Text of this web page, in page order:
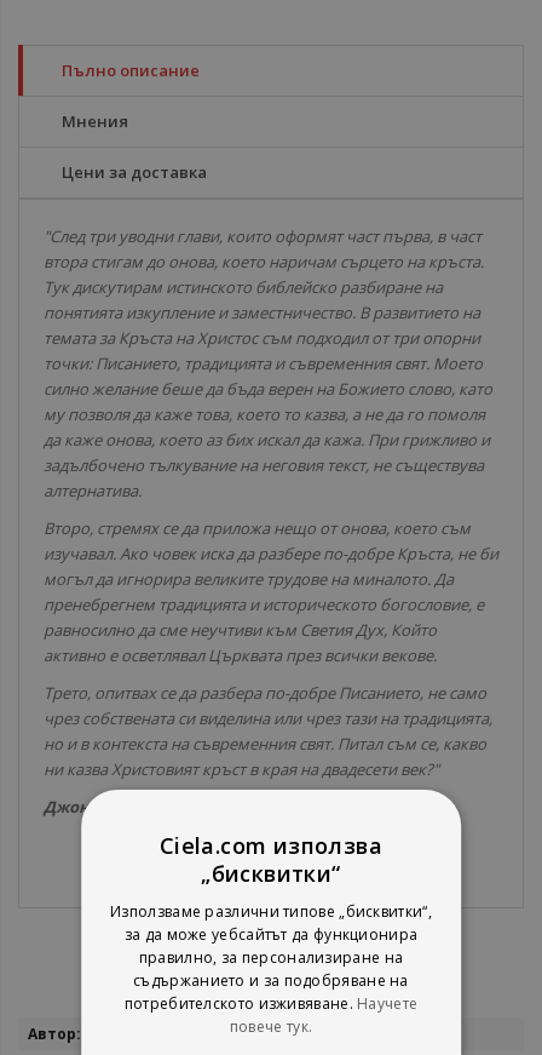
Пълно описание
Мнения
Цени за доставка
"След три уводни глави, които оформят част първа, в част
втора стигам до онова, което наричам сърцето на кръста.
Тук дискутирам истинското библейско разбиране на
понятията изкупление и заместничество. В развитието на
темата за Кръста на Христос съм подходил от три опорни
точки: Писанието, традицията и съвременния свят. Моето
силно желание беше да бъда верен на Божието слово, като
му позволя да каже това, което то казва, а не да го помоля
да каже онова, което аз бих искал да кажа. При грижливо и
задълбочено тълкувание на неговия текст, не съществува
алтернатива.
Второ, стремях се да приложа нещо от онова, което съм
изучавал. Ако човек иска да разбере по-добре Кръста, не би
могъл да игнорира великите трудове на миналото. Да
пренебрегнем традицията и историческото богословие, е
равносилно да сме неучтиви към Светия Дух, Който
активно е осветлявал Църквата през всички векове.
Трето, опитвах се да разбера по-добре Писанието, не само
чрез собствената си виделина или чрез тази на традицията,
но и в контекста на съвременния свят. Питал съм се, какво
ни казва Христовият кръст в края на двадесети век?"
Джон Р. У. Стот
Повече
Ciela.com използва
„бисквитки“
Използваме различни типове „бисквитки“,
за да може уебсайтът да функционира
правилно, за персонализиране на
съдържанието и за подобряване на
потребителското изживяване. Научете
повече тук.